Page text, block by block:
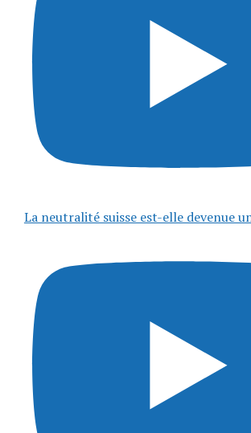
La neutralité suisse est-elle devenue